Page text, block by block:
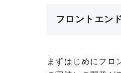
フロントエン
まずはじめにフロ